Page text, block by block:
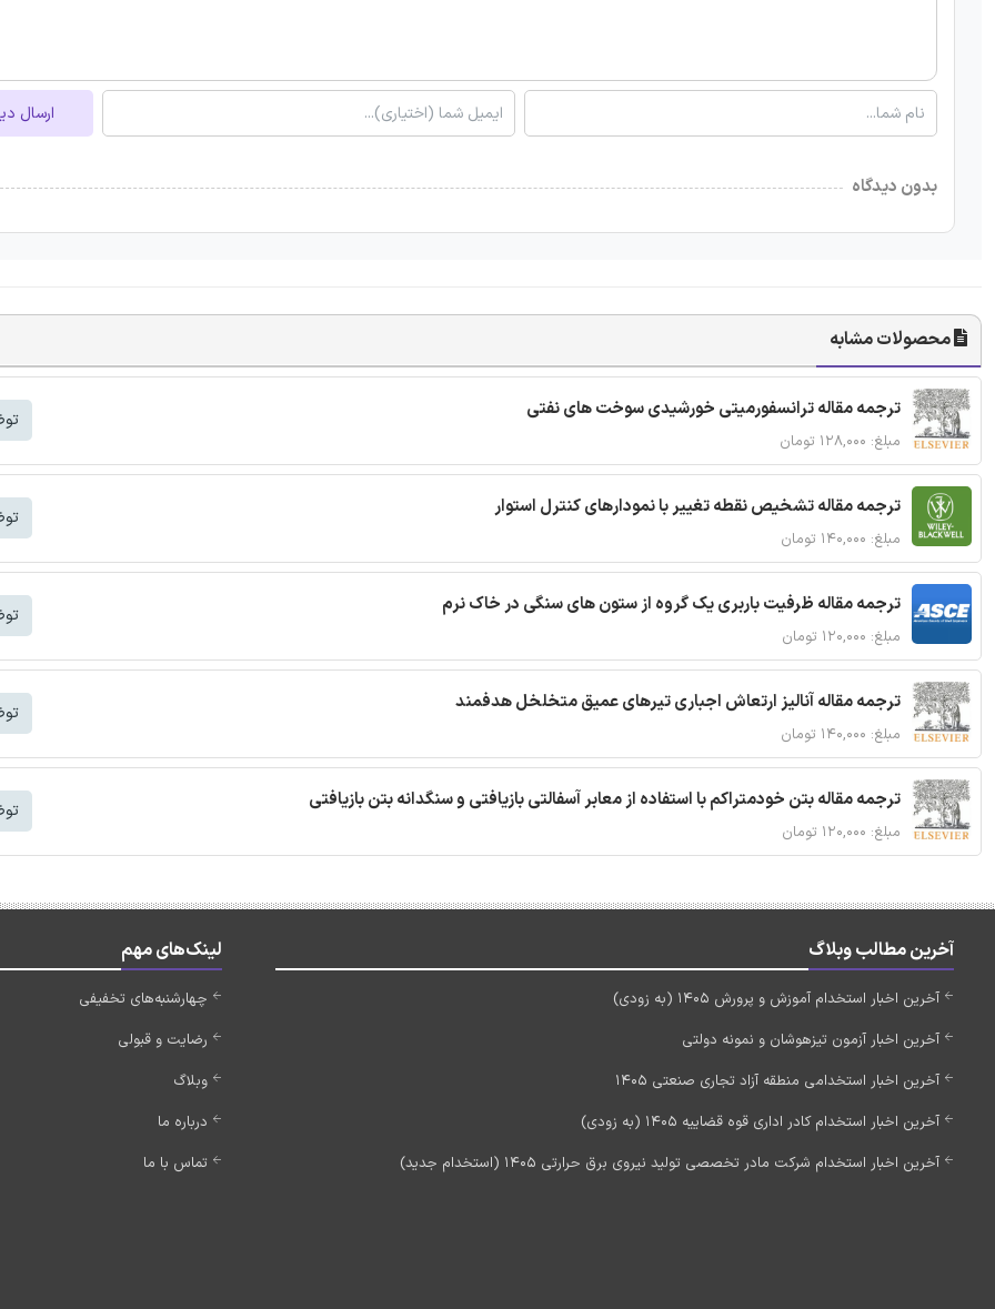
ارسال
بدون دیدگاه
محصولات مشابه
ترجمه مقاله ترانسفورمیتی خورشیدی سوخت های نفتی
مبلغ: ۱۲۸,۰۰۰ تومان
ترجمه مقاله تشخیص نقطه تغییر با نمودارهای کنترل استوار
مبلغ: ۱۴۰,۰۰۰ تومان
ترجمه مقاله ظرفیت باربری یک گروه از ستون های سنگی در خاک نرم
مبلغ: ۱۲۰,۰۰۰ تومان
ترجمه مقاله آنالیز ارتعاش اجباری تیرهای عمیق متخلخل هدفمند
مبلغ: ۱۴۰,۰۰۰ تومان
ترجمه مقاله بتن خودمتراکم با استفاده از معابر آسفالتی بازیافتی و سنگدانه بتن بازیافتی
مبلغ: ۱۲۰,۰۰۰ تومان
آخرین مطالب وبلاگ
آخرین اخبار استخدام آموزش و پرورش 1405 (به زودی)
آخرین اخبار آزمون تیزهوشان و نمونه دولتی
آخرین اخبار استخدامی منطقه آزاد تجاری صنعتی 1405
آخرین اخبار استخدام کادر اداری قوه قضاییه 1405 (به زودی)
آخرین اخبار استخدام شرکت مادر تخصصی تولید نیروی برق حرارتی 1405 (استخدام جدید)
لینک‌های مهم
چهارشنبه‌های تخفیفی
رضایت و قبولی
وبلاگ
درباره ما
تماس با ما